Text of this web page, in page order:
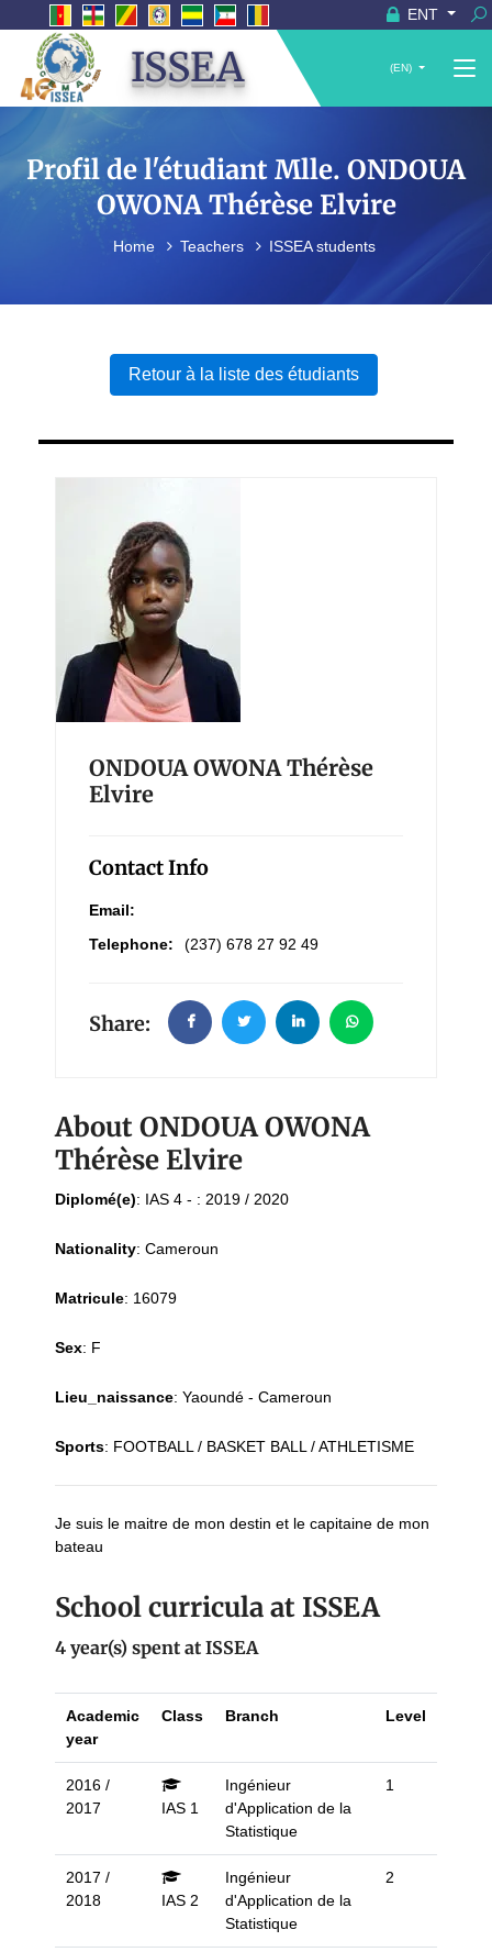
ENT
ISSEA (EN)
Profil de l'étudiant Mlle. ONDOUA
OWONA Thérèse Elvire
Home Teachers ISSEA students
Retour à la liste des étudiants
ONDOUA OWONA Thérèse
Elvire
Contact Info
Email:
Telephone:
(237) 678 27 92 49
Share:
About ONDOUA OWONA
Thérèse Elvire
Diplomé(e): IAS 4 - : 2019 / 2020
Nationality: Cameroun
Matricule: 16079
Sex: F
Lieu_naissance: Yaoundé - Cameroun
Sports: FOOTBALL / BASKET BALL / ATHLETISME
Je suis le maitre de mon destin et le capitaine de mon
bateau
School curricula at ISSEA
4 year(s) spent at ISSEA
Academic
year
Class Branch Level
2016 /
2017
IAS 1
Ingénieur
d'Application de la
Statistique
1
2017 /
2018
IAS 2
Ingénieur
d'Application de la
Statistique
2